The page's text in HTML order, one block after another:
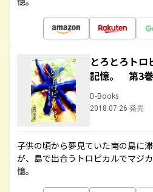
とろとろト
記憶。 第3巻
D-Books
2018.07.26 発売
子供の頃から夢見ていた南の島に
が、島で出合うトロピカルでマジ
憶。